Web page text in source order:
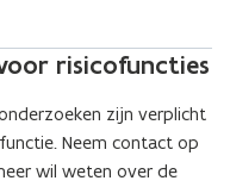
risicofuncties
zijn verplicht
Neem contact op
wil weten over de